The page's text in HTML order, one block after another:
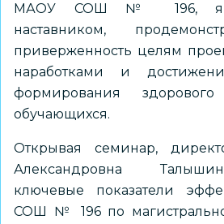
МАОУ СОШ № 196,
наставником,
приверженность целям
наработками и
формирования
обучающихся.
Открывая семинар,
Александровна
ключевые показатели
СОШ № 196 по